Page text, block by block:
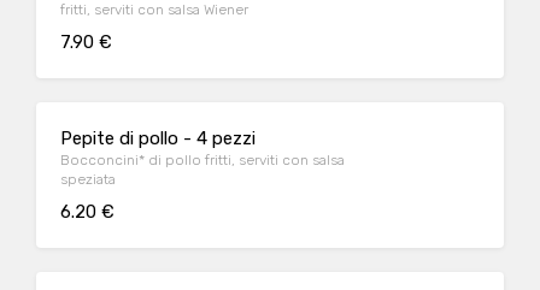
fritti, serviti con salsa Wiener
7.90 €
Pepite di pollo - 4 pezzi
Bocconcini* di pollo fritti, serviti con salsa
speziata
6.20 €